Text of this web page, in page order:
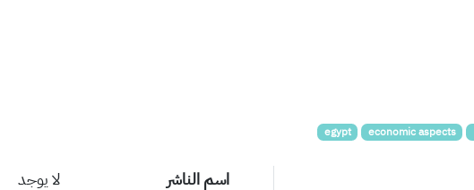
economic aspects
egypt
اسم الناشر
لا يوجد